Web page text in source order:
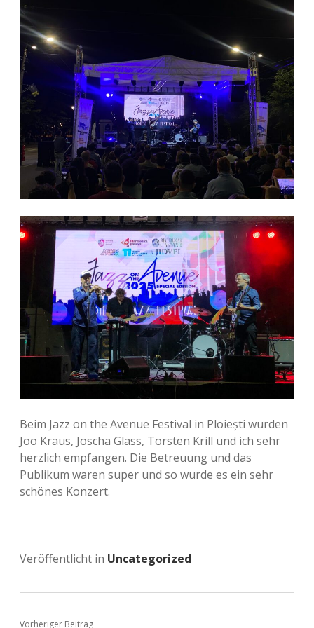
Beim Jazz on the Avenue Festival in Ploiești wurden
Joo Kraus, Joscha Glass, Torsten Krill und ich sehr
herzlich empfangen. Die Betreuung und das
Publikum waren super und so wurde es ein sehr
schönes Konzert.
Veröffentlicht in Uncategorized
Vorheriger Beitrag